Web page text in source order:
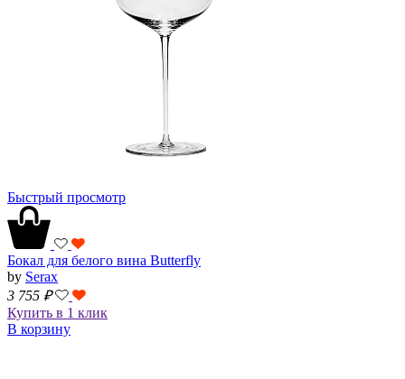
Быстрый просмотр
Бокал для белого вина Butterfly
by Serax
3 755 ₽
Купить в 1 клик
В корзину